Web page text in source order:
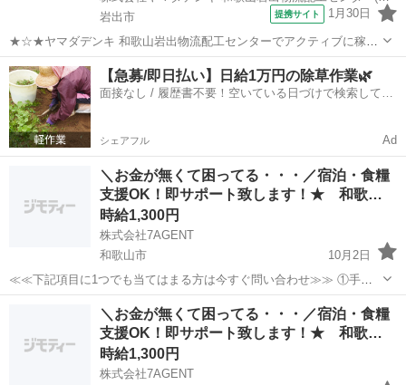
岩出市
提携サイト 1月30日
★☆★ヤマダデンキ 和歌山岩出物流配工センターでアクティブに稼ぎ
ませんか?★☆★ 快適な空間でお仕事できるよう、環境整備にも力を
入れています! 居心地の良さをご自身で実感してみてください♪ ◎はた
らきやすいお店を追求◎ ...
和歌山 岩出市 倉庫
【急募/即日払い】日給1万円の除草作業🌿
面接なし / 履歴書不要！空いている日づけで検索して即
シェアフル Ad
＼お金が無くて困ってる・・・／宿泊・食糧
支援OK！即サポート致します！★ 和歌…
時給1,300円
株式会社7AGENT
和歌山市
10月2日
≪≪下記項目に1つでも当てはまる方は今すぐ問い合わせ≫≫ ①手持
ちのお金がほとんど無い ②今日泊まる寝床が無い ③携帯が止まって
る、止まりそう ④今スグ働きたい ⑤いっぱい稼ぎたい 弊社のプロの
コーディネータ...
和歌山市 倉庫 生活支援
＼お金が無くて困ってる・・・／宿泊・食糧
支援OK！即サポート致します！★ 和歌…
時給1,300円
株式会社7AGENT